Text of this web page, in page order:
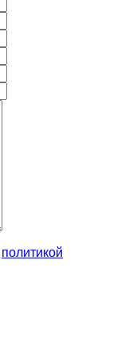
политикой